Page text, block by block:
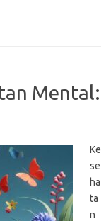
Mental:
Ke
se
ha
ta
n